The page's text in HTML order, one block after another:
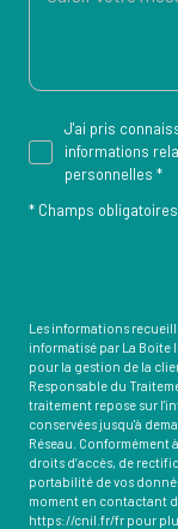
J'ai pris
informations
personnelles *
* Champs obligatoires
Les informations
informatisé par La
pour la gestion de la
Responsable du
traitement repose sur
conservées jusqu'à
Réseau. Conformément
droits d’accès, de
portabilité de vos
moment en contactant
https://cnil.fr/fr pour